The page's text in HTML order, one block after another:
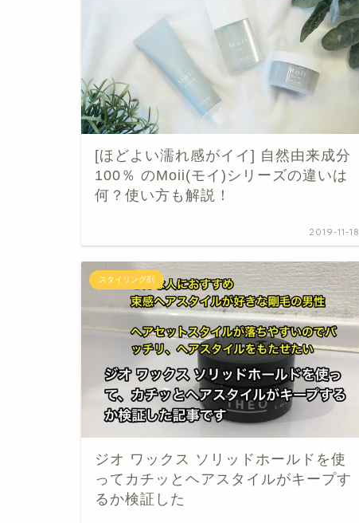
[ほどよい濡れ感がイイ] 自然由来成分
100％ のMoii(モイ)シリーズの違いは
何？使い方も解説！
2019-11-18
スタイリング剤
ジオ ワックス ソリッドホールドを使
ってカチッとヘアスタイルがキープす
るか検証した